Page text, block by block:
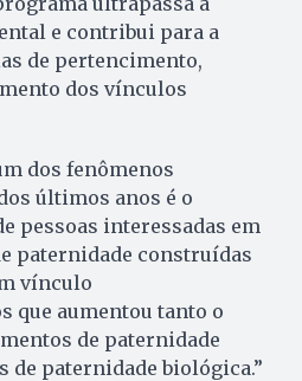
e contribui para a
de pertencimento,
dos vínculos
dos fenômenos
últimos anos é o
pessoas interessadas em
paternidade construídas
vínculo
que aumentou tanto o
de paternidade
de paternidade biológica.”